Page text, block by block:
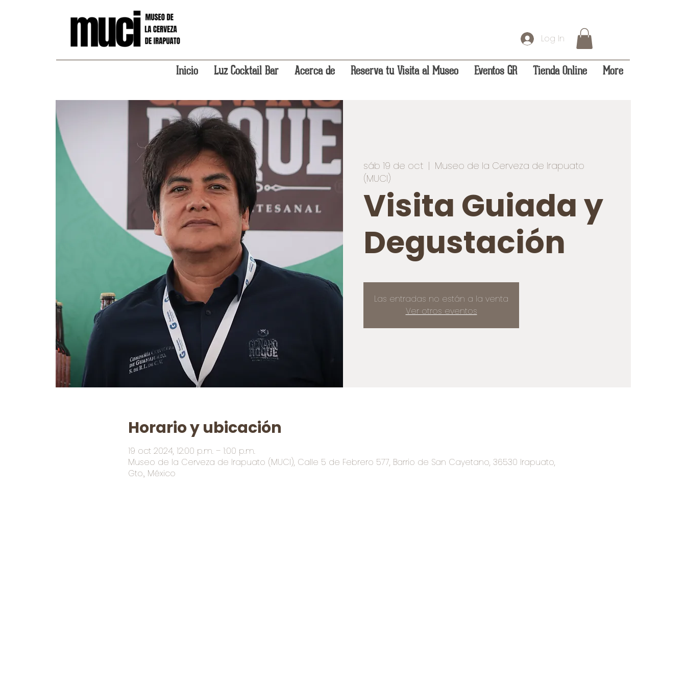
Log In
Inicio Luz Cocktail Bar Acerca de Reserva tu Visita al Museo Eventos GR Tienda Online More
sáb 19 de oct
  |
Museo de la Cerveza de Irapuato
(MUCI)
Visita Guiada y
Degustación
Las entradas no están a la venta
Ver otros eventos
Horario y ubicación
19 oct 2024, 12:00 p.m. – 1:00 p.m.
Museo de la Cerveza de Irapuato (MUCI), Calle 5 de Febrero 577, Barrio de San Cayetano, 36530 Irapuato,
Gto., México